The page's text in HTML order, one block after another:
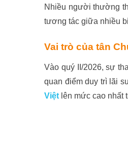
Nhiều người thường
tương tác giữa nhiều
Vai trò của tân
Vào quý II/2026, sự
quan điểm duy trì lãi
Việt lên mức cao nhất